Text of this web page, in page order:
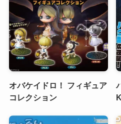
オバケイドロ！ フィギュア
コレクション